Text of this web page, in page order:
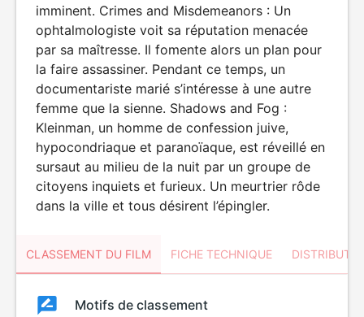
imminent. Crimes and Misdemeanors : Un
ophtalmologiste voit sa réputation menacée
par sa maîtresse. Il fomente alors un plan pour
la faire assassiner. Pendant ce temps, un
documentariste marié s’intéresse à une autre
femme que la sienne. Shadows and Fog :
Kleinman, un homme de confession juive,
hypocondriaque et paranoïaque, est réveillé en
sursaut au milieu de la nuit par un groupe de
citoyens inquiets et furieux. Un meurtrier rôde
dans la ville et tous désirent l’épingler.
CLASSEMENT DU FILM FICHE TECHNIQUE
ClassementClassement
Motifs de classement